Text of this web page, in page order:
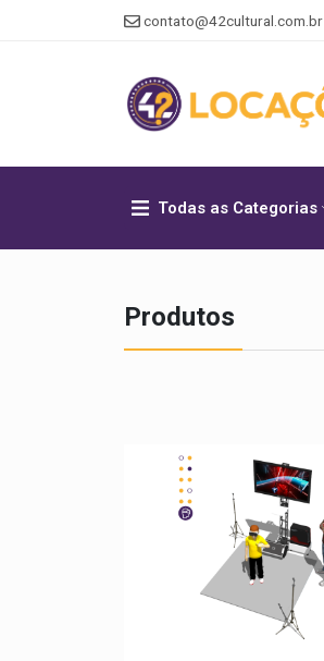
contato@42cultural.com.br
Todas as Categorias
Produtos